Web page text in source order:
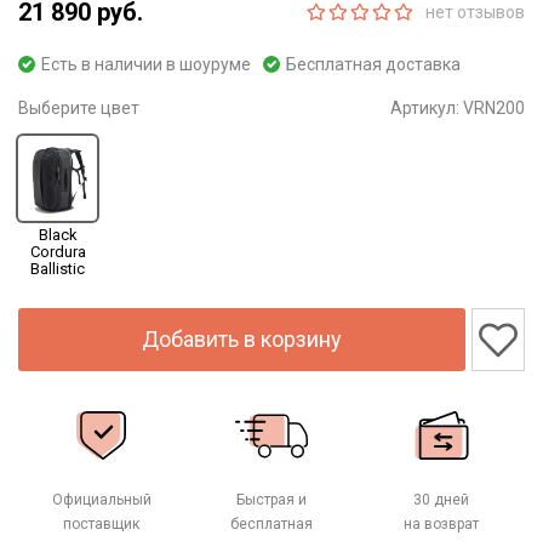
21 890 руб. нет отзывов
Есть в наличии в шоуруме Бесплатная доставка
Выберите цвет Артикул: VRN200
Black
Cordura
Ballistic
Добавить в корзину
Официальный
поставщик
Быстрая и
бесплатная
30 дней
на возврат